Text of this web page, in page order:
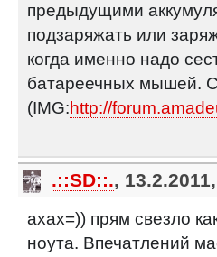
предыдущими
подзаряжать или
когда именно надо
батареечных мышей.
(IMG:http://
.::SD::.,
ахах=)) прям свезло
ноута. Впечатлений